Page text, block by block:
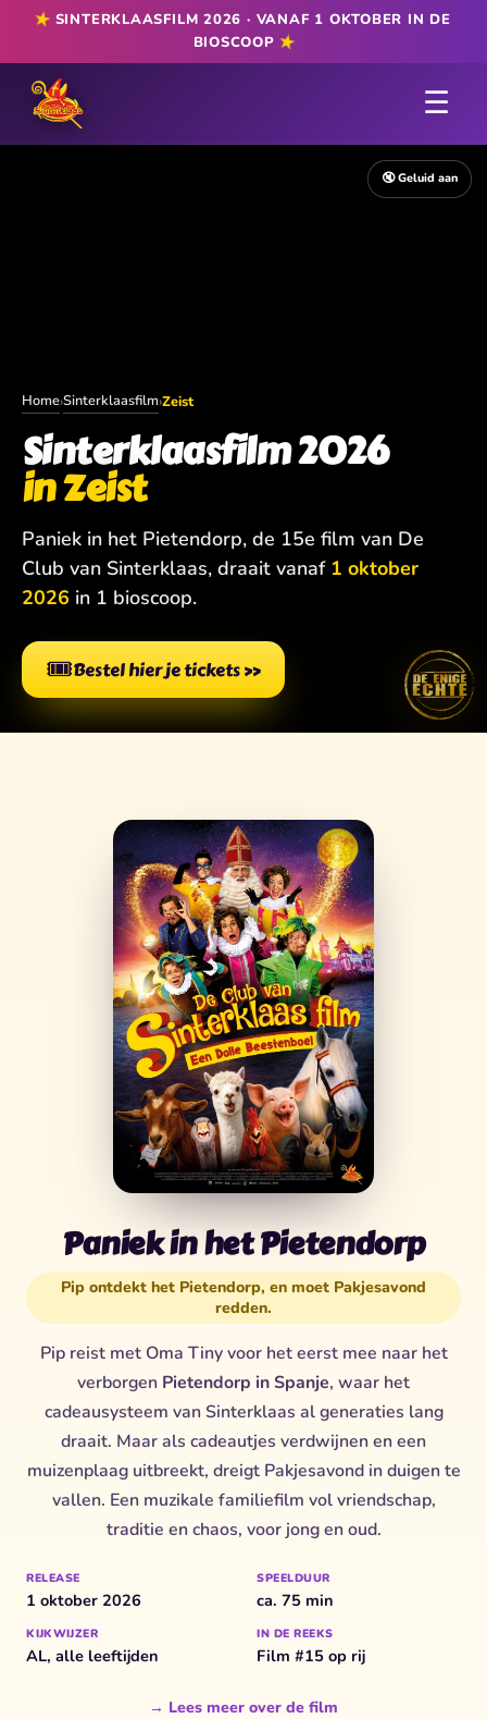
★SINTERKLAASFILM 2026 · VANAF 1 OKTOBER IN DE
BIOSCOOP ★
☰
🔇 Geluid aan
Home›Sinterklaasfilm›Zeist
Sinterklaasfilm 2026
in Zeist
Paniek in het Pietendorp, de 15e film van De
Club van Sinterklaas, draait vanaf 1 oktober
2026 in 1 bioscoop.
🎟️Bestel hier je tickets»
Paniek in het Pietendorp
Pip ontdekt het Pietendorp, en moet Pakjesavond
redden.
Pip reist met Oma Tiny voor het eerst mee naar het
verborgen Pietendorp in Spanje, waar het
cadeausysteem van Sinterklaas al generaties lang
draait. Maar als cadeautjes verdwijnen en een
muizenplaag uitbreekt, dreigt Pakjesavond in duigen te
vallen. Een muzikale familiefilm vol vriendschap,
traditie en chaos, voor jong en oud.
RELEASE
1 oktober 2026
SPEELDUUR
ca. 75 min
KIJKWIJZER
AL, alle leeftijden
IN DE REEKS
Film #15 op rij
→ Lees meer over de film